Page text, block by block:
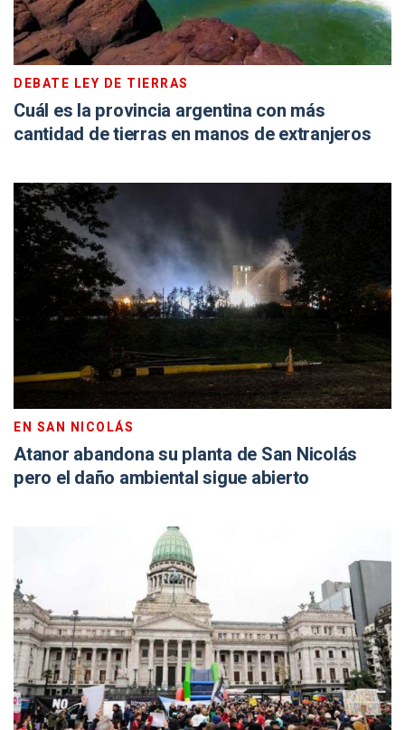
DEBATE LEY DE TIERRAS
Cuál es la provincia argentina con más
cantidad de tierras en manos de extranjeros
EN SAN NICOLÁS
Atanor abandona su planta de San Nicolás
pero el daño ambiental sigue abierto